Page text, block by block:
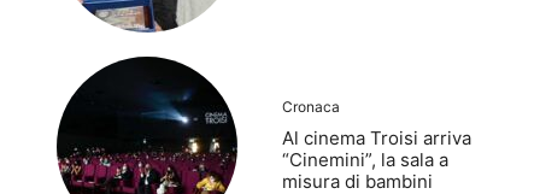
Cronaca
Al cinema Troisi arriva
“Cinemini”, la sala a
misura di bambini